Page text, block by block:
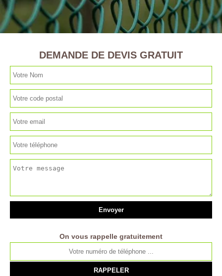
DEMANDE DE DEVIS GRATUIT
On vous rappelle gratuitement